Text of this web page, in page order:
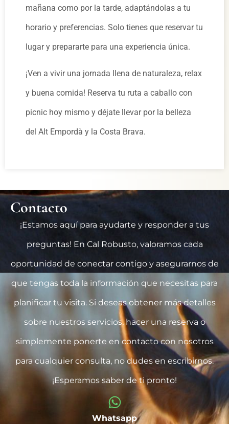
mañana como por la tarde, adaptándolas a tu
horario y preferencias. Solo tienes que reservar tu
lugar y prepararte para una experiencia única.
¡Ven a vivir una jornada llena de naturaleza, relax
y buena comida! Reserva tu ruta a caballo con
picnic hoy mismo y déjate llevar por la belleza
del Alt Empordà y la Costa Brava.
Contacto
¡Estamos aquí para ayudarte y responder a tus
preguntas! En Cal Robusto, valoramos cada
oportunidad de conectar contigo y asegurarnos de
que tengas toda la información que necesitas para
planificar tu visita. Si deseas obtener más detalles
sobre nuestros servicios, hacer una reserva o
simplemente ponerte en contacto con nosotros
para cualquier consulta, no dudes en escribirnos.
¡Esperamos saber de ti pronto!
Whatsapp